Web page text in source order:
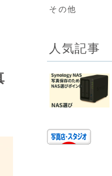
その他
人気記事